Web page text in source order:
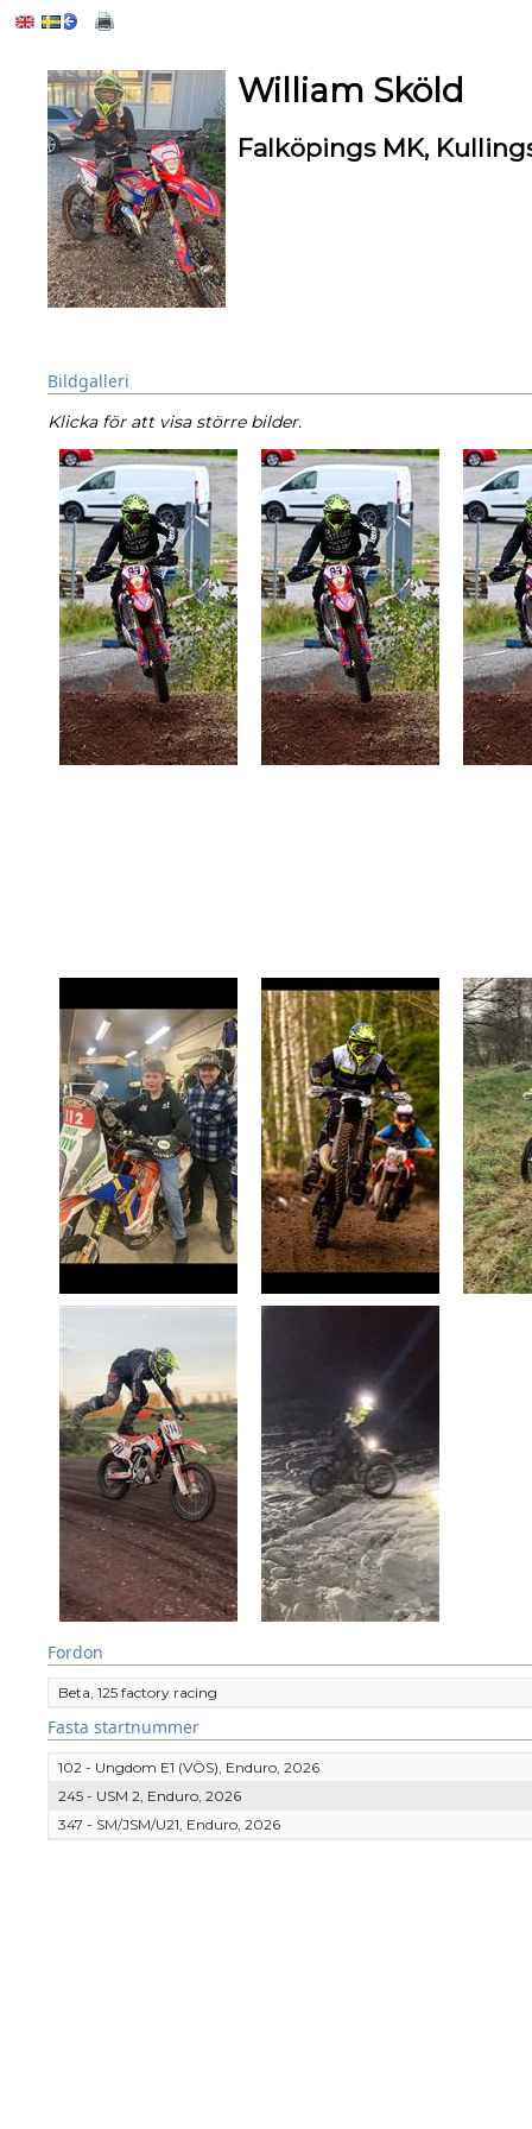
William Sköld
Falköpings MK,
Bildgalleri
Klicka för att visa större bilder.
Fordon
Beta, 125 factory racing
Fasta startnummer
102 - Ungdom E1 (VÖS), Enduro, 2026
245 - USM 2, Enduro, 2026
347 - SM/JSM/U21, Enduro, 2026